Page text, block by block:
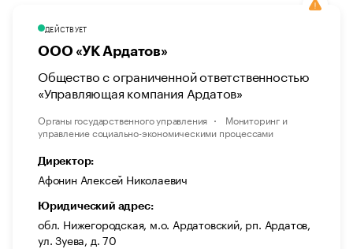
ДЕЙСТВУЕТ
ООО «УК Ардатов»
Общество с ограниченной ответственностью
«Управляющая компания Ардатов»
Органы государственного управления
Мониторинг и
управление социально-экономическими процессами
Директор:
Афонин Алексей Николаевич
Юридический адрес:
обл. Нижегородская, м.о. Ардатовский, рп. Ардатов,
ул. Зуева, д. 70